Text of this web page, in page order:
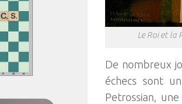
Le Roi et la
De nombreux
échecs sont
Petrossian,